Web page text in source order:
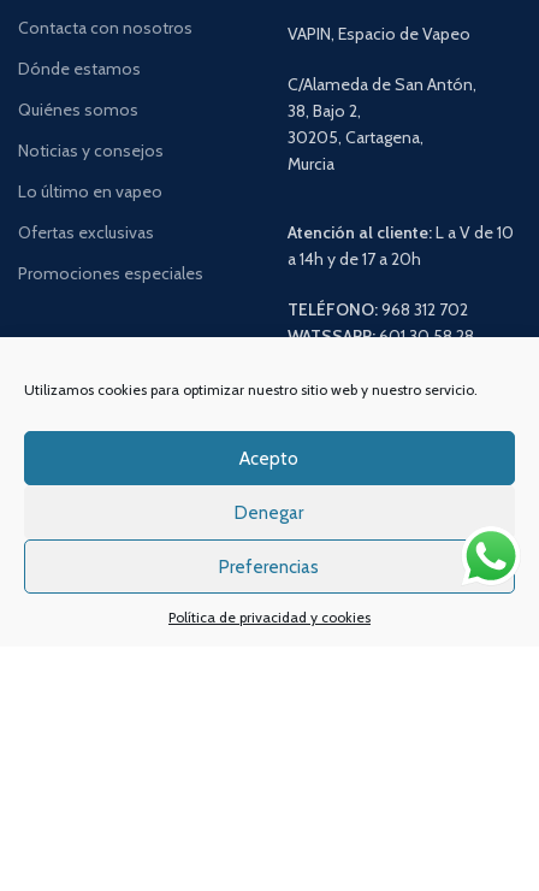
Utilizamos cookies para optimizar nuestro sitio web y nuestro servicio.
Acepto
Denegar
Preferencias
Política de privacidad y cookies
Contacta con nosotros
Dónde estamos
Quiénes somos
Noticias y consejos
Lo último en vapeo
Ofertas exclusivas
Promociones especiales
VAPIN, Espacio de Vapeo
C/Alameda de San Antón,
38, Bajo 2,
30205, Cartagena,
Murcia
Atención al cliente:L a V de 10
a 14h y de 17 a 20h
TELÉFONO:968 312 702
WATSSAPP:601 30 58 28